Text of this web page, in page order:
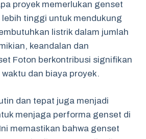
proyek memerlukan genset
tinggi untuk mendukung
listrik dalam jumlah
keandalan dan
Foton berkontribusi signifikan
dan biaya proyek.
dan tepat juga menjadi
menjaga performa genset di
memastikan bahwa genset